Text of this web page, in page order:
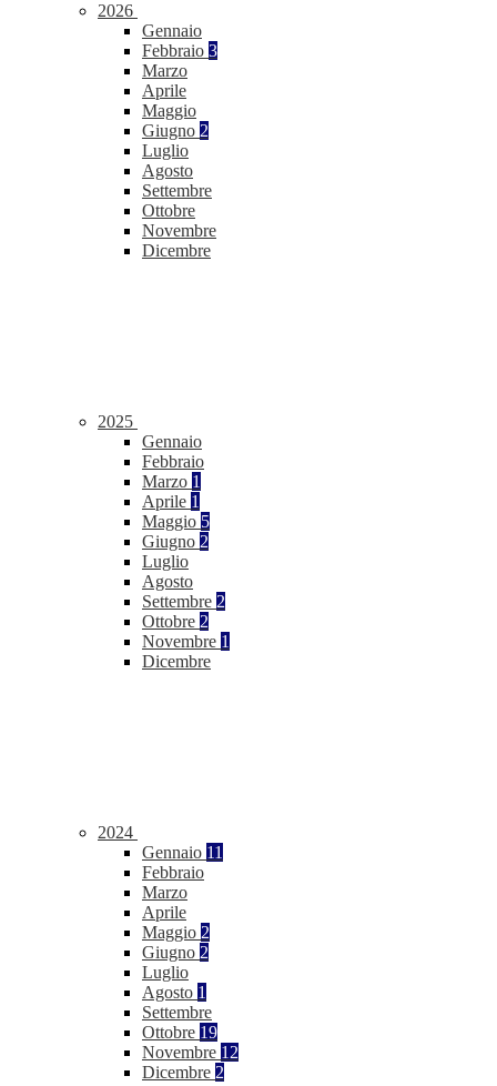
2026
Gennaio
Febbraio 3
Marzo
Aprile
Maggio
Giugno 2
Luglio
Agosto
Settembre
Ottobre
Novembre
Dicembre
2025
Gennaio
Febbraio
Marzo 1
Aprile 1
Maggio 5
Giugno 2
Luglio
Agosto
Settembre 2
Ottobre 2
Novembre 1
Dicembre
2024
Gennaio 11
Febbraio
Marzo
Aprile
Maggio 2
Giugno 2
Luglio
Agosto 1
Settembre
Ottobre 19
Novembre 12
Dicembre 2